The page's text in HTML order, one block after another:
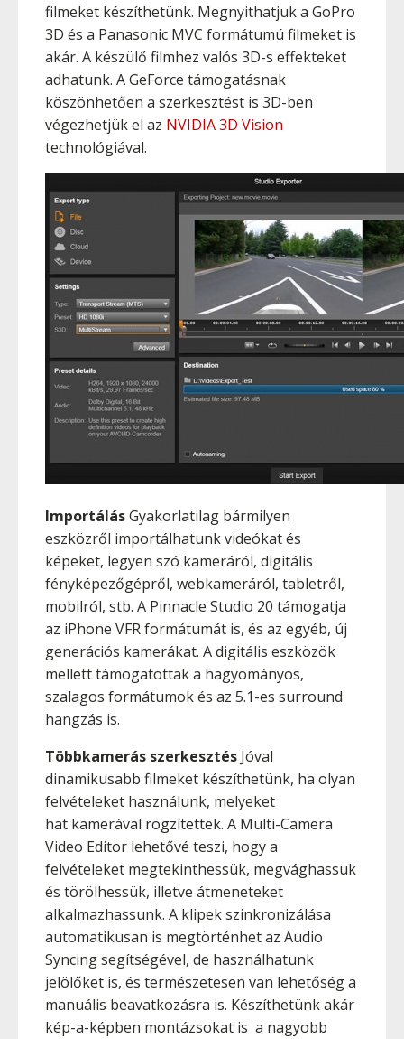
filmeket készíthetünk. Megnyithatjuk a GoPro
3D és a Panasonic MVC formátumú filmeket is
akár. A készülő filmhez valós 3D-s effekteket
adhatunk. A GeForce támogatásnak
köszönhetően a szerkesztést is 3D-ben
végezhetjük el az NVIDIA 3D Vision
technológiával.
ImportálásGyakorlatilag bármilyen
eszközről importálhatunk videókat és
képeket, legyen szó kameráról, digitális
fényképezőgépről, webkameráról, tabletről,
mobilról, stb. A Pinnacle Studio 20 támogatja
az iPhone VFR formátumát is, és az egyéb, új
generációs kamerákat. A digitális eszközök
mellett támogatottak a hagyományos,
szalagos formátumok és az 5.1-es surround
hangzás is.
Többkamerás szerkesztés Jóval
dinamikusabb filmeket készíthetünk, ha olyan
felvételeket használunk, melyeket
hat kamerával rögzítettek. A Multi-Camera
Video Editor lehetővé teszi, hogy a
felvételeket megtekinthessük, megvághassuk
és törölhessük, illetve átmeneteket
alkalmazhassunk. A klipek szinkronizálása
automatikusan is megtörténhet az Audio
Syncing segítségével, de használhatunk
jelölőket is, és természetesen van lehetőség a
manuális beavatkozásra is. Készíthetünk akár
kép-a-képben montázsokat is a nagyobb